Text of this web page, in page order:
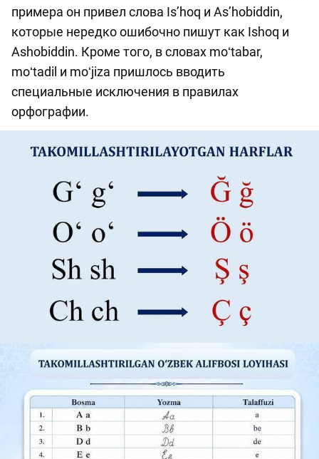
примера он привел слова Is’hoq и As’hobiddin,
которые нередко ошибочно пишут как Ishoq и
Ashobiddin. Кроме того, в словах moʻtabar,
moʻtadil и moʻjiza пришлось вводить
специальные исключения в правилах
орфографии.